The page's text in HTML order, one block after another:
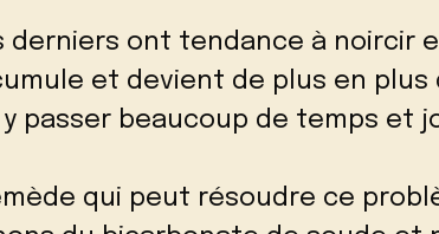
derniers ont tendance à noircir
et devient de plus en plus
passer beaucoup de temps et
qui peut résoudre ce